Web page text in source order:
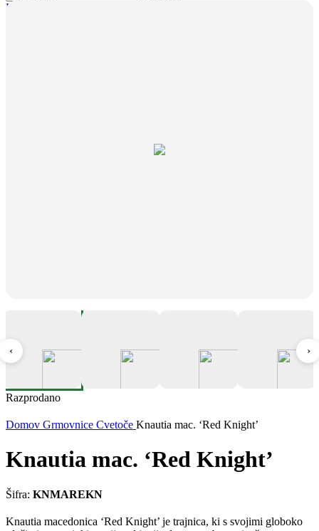
Prijava / Registracija
‹ ›
Razprodano
Domov Grmovnice Cvetoče Knautia mac. ‘Red Knight’
Knautia mac. ‘Red Knight’
Šifra: KNMAREKN
Knautia macedonica ‘Red Knight’ je trajnica, ki s svojimi globoko